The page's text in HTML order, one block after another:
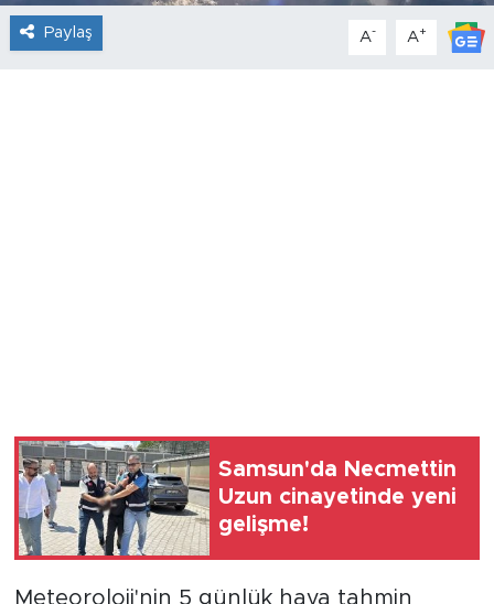
Paylaş A- A+
Samsun'da Necmettin
Uzun cinayetinde yeni
gelişme!
Meteoroloji'nin 5 günlük hava tahmin